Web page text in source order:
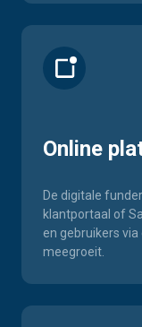
Online
De digitale
klantportaal of
en gebruikers
meegroeit.